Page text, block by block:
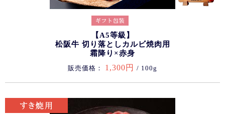
【A5等級】
松阪牛 切り落としカルビ焼肉用
霜降り×赤身
販売価格： 1,300円 / 100g